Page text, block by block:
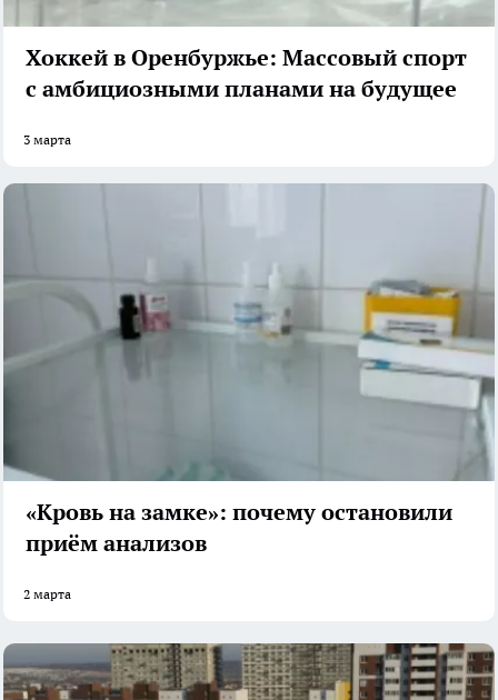
Хоккей в Оренбуржье: Массовый спорт
с амбициозными планами на будущее
3 марта
«Кровь на замке»: почему остановили
приём анализов
2 марта